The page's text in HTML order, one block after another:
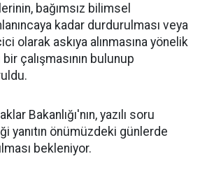
bağımsız bilimsel
kadar durdurulması veya
olarak askıya alınmasına yönelik
bir çalışmasının bulunup
Bakanlığı'nın, yazılı soru
yanıtın önümüzdeki günlerde
bekleniyor.